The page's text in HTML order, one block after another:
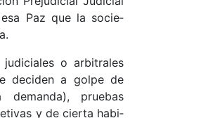
Paz que la so­cie­
o ar­bi­tra­les
de­ci­den a gol­pe de
de­man­da), prue­bas
y de cier­ta ha­bi­